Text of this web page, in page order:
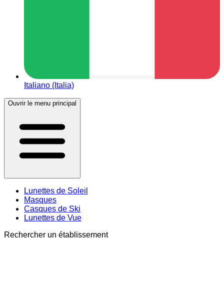
Italiano (Italia)
Ouvrir le menu principal
Lunettes de Soleil
Masques
Casques de Ski
Lunettes de Vue
Rechercher un établissement